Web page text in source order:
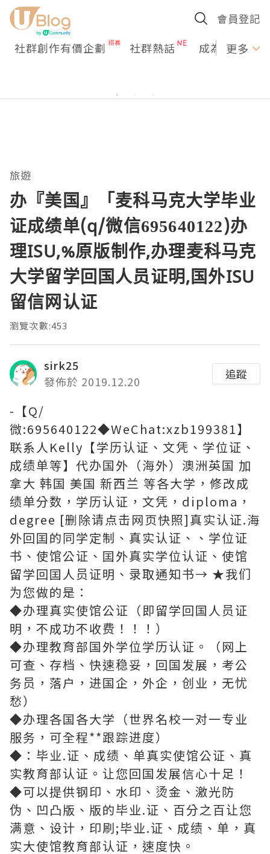
會員登記
社群創作有價企劃 社群熱話 成為U更多
旅遊
办『美国』「麦科马克大学毕业
证成绩单(q/微信695640122)办
理ISU,%原版制作,办理麦科马克
大学留学回国人员证明,国外ISU
留信网认证
瀏覽次數:453
sirk25
發佈於 2019.12.20
追蹤
-【Q/
微:695640122◆WeChat:xzb199381】
联系人Kelly【学历认证、文凭、学位证、
成绩单等】代办国外（海外）澳洲英国 加
拿大 韩国 美国 新西兰 等各大学，修改成
绩单分数，学历认证，文凭，diploma，
degree [删除请点击网页快照]真实认证.海
外回囯的同学定制、真实认证、、学位证
书、使馆公证、囯外真实学位认证、使馆
留学回囯人员证明、录取通知书→ ★我们
为您做的是：
◆办理真实使馆公证（即留学回国人员证
明，不成功不收费！！！）
◆办理教育部国外学位学历认证。（网上
可查、存档、快速稳妥，回国发展，考公
务员，落户，进国企，外企，创业，无忧
愁）
◆办理各国各大学（世界名校一对一专业
服务，可全程**跟踪进度）
◆：毕业.证、成绩、单真实使馆公证、真
实教育部认证。让您回国发展信心十足！
◆可以提供钢印、水印、烫金、激光防
伪、凹凸版、版的毕业.证、百分之百让您
满意、设计，印刷;毕业.证、成绩、单，真
实大使馆教育部认证，速度快。